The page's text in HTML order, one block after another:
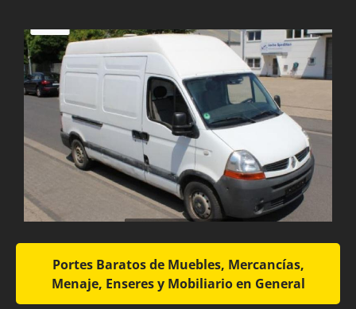
Portes Baratos de Muebles, Mercancías,
Menaje, Enseres y Mobiliario en General